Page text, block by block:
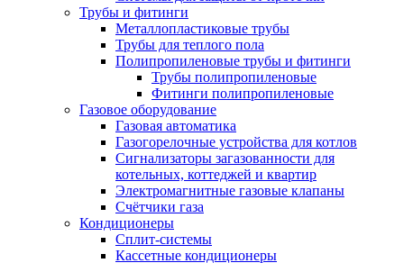
Трубы и фитинги
Металлопластиковые трубы
Трубы для теплого пола
Полипропиленовые трубы и фитинги
Трубы полипропиленовые
Фитинги полипропиленовые
Газовое оборудование
Газовая автоматика
Газогорелочные устройства для котлов
Сигнализаторы загазованности для
котельных, коттеджей и квартир
Электромагнитные газовые клапаны
Счётчики газа
Кондиционеры
Сплит-системы
Кассетные кондиционеры